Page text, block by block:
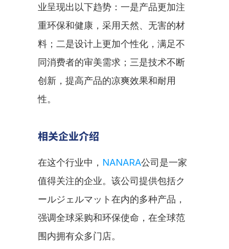
业呈现出以下趋势：一是产品更加注
重环保和健康，采用天然、无害的材
料；二是设计上更加个性化，满足不
同消费者的审美需求；三是技术不断
创新，提高产品的凉爽效果和耐用
性。
相关企业介绍
在这个行业中， NANARA公司是一家
值得关注的企业。该公司提供包括ク
ールジェルマット在内的多种产品，
强调全球采购和环保使命，在全球范
围内拥有众多门店。